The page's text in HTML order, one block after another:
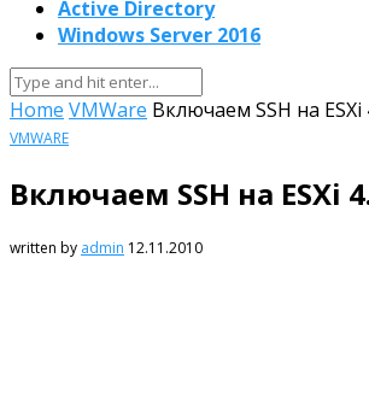
Active Directory
Windows Server 2016
Home VMWare Включаем SSH на ESXi
VMWARE
Включаем SSH на ESXi
written by admin 12.11.2010